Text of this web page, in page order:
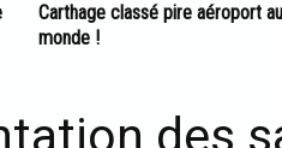
Carthage classé pire aéroport au
monde !
des